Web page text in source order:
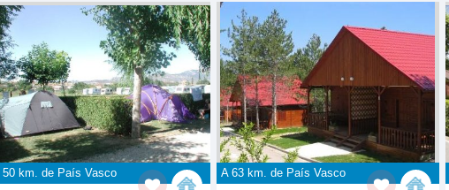
50 km. de País Vasco A 63 km. de País Vasco